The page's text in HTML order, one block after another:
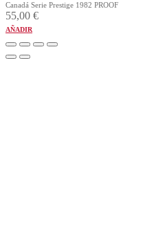
Canadá Serie Prestige 1982 PROOF
55,00 €
AÑADIR